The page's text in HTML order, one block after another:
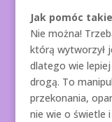
Jak pomóc
Nie można!
którą wytworzył
dlatego wie
drogą. To
przekonania,
nie wie o świetle